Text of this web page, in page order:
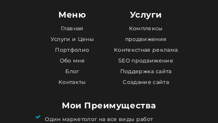
Меню
Главная
Услуги и Цены
Портфолио
Обо мне
Блог
Контакты
Услуги
Комплексы
продвижения
Контекстная реклама
SEO продвижение
Поддержка сайта
Создание сайта
Мои Преимущества
Один маркетолог на все виды работ